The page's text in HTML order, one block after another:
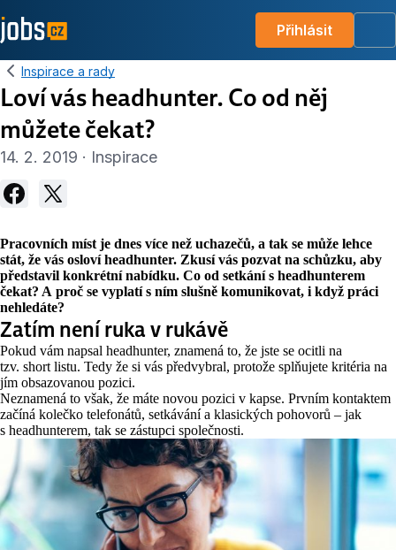
Přihlásit
Inspirace a rady
Loví vás headhunter. Co od něj
můžete čekat?
14. 2. 2019 · Inspirace
Pracovních míst je dnes více než uchazečů, a tak se může lehce
stát, že vás osloví headhunter. Zkusí vás pozvat na schůzku, aby
představil konkrétní nabídku. Co od setkání s headhunterem
čekat? A proč se vyplatí s ním slušně komunikovat, i když práci
nehledáte?
Zatím není ruka v rukávě
Pokud vám napsal headhunter, znamená to, že jste se ocitli na
tzv. short listu. Tedy že si vás předvybral, protože splňujete kritéria na
jím obsazovanou pozici.
Neznamená to však, že máte novou pozici v kapse. Prvním kontaktem
začíná kolečko telefonátů, setkávání a klasických pohovorů – jak
s headhunterem, tak se zástupci společnosti.